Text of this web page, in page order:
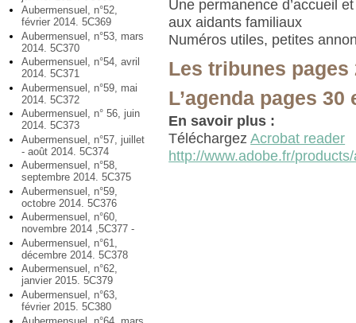
Aubermensuel, n°52,
février 2014. 5C369
Aubermensuel, n°53, mars
2014. 5C370
Aubermensuel, n°54, avril
2014. 5C371
Aubermensuel, n°59, mai
2014. 5C372
Aubermensuel, n° 56, juin
2014. 5C373
Aubermensuel, n°57, juillet
- août 2014. 5C374
Aubermensuel, n°58,
septembre 2014. 5C375
Aubermensuel, n°59,
octobre 2014. 5C376
Aubermensuel, n°60,
novembre 2014 ,5C377 -
Aubermensuel, n°61,
décembre 2014. 5C378
Aubermensuel, n°62,
janvier 2015. 5C379
Aubermensuel, n°63,
février 2015. 5C380
Une permanence d’accueil
aux aidants familiaux
Numéros utiles, petites
Les tribunes pages
L’agenda pages 30
En savoir plus :
TéléchargezAcrobat reader
http://www.adobe.fr/